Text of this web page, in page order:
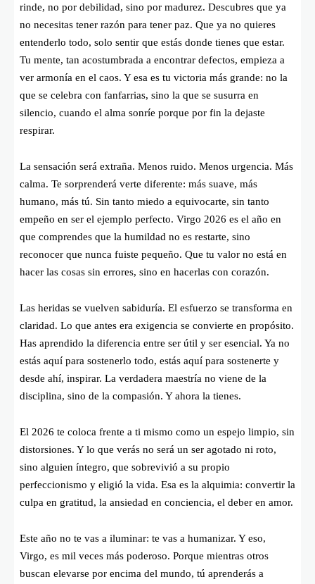
rinde, no por debilidad, sino por madurez. Descubres que ya
no necesitas tener razón para tener paz. Que ya no quieres
entenderlo todo, solo sentir que estás donde tienes que estar.
Tu mente, tan acostumbrada a encontrar defectos, empieza a
ver armonía en el caos. Y esa es tu victoria más grande: no la
que se celebra con fanfarrias, sino la que se susurra en
silencio, cuando el alma sonríe porque por fin la dejaste
respirar.
La sensación será extraña. Menos ruido. Menos urgencia. Más
calma. Te sorprenderá verte diferente: más suave, más
humano, más tú. Sin tanto miedo a equivocarte, sin tanto
empeño en ser el ejemplo perfecto. Virgo 2026 es el año en
que comprendes que la humildad no es restarte, sino
reconocer que nunca fuiste pequeño. Que tu valor no está en
hacer las cosas sin errores, sino en hacerlas con corazón.
Las heridas se vuelven sabiduría. El esfuerzo se transforma en
claridad. Lo que antes era exigencia se convierte en propósito.
Has aprendido la diferencia entre ser útil y ser esencial. Ya no
estás aquí para sostenerlo todo, estás aquí para sostenerte y
desde ahí, inspirar. La verdadera maestría no viene de la
disciplina, sino de la compasión. Y ahora la tienes.
El 2026 te coloca frente a ti mismo como un espejo limpio, sin
distorsiones. Y lo que verás no será un ser agotado ni roto,
sino alguien íntegro, que sobrevivió a su propio
perfeccionismo y eligió la vida. Esa es la alquimia: convertir la
culpa en gratitud, la ansiedad en conciencia, el deber en amor.
Este año no te vas a iluminar: te vas a humanizar. Y eso,
Virgo, es mil veces más poderoso. Porque mientras otros
buscan elevarse por encima del mundo, tú aprenderás a